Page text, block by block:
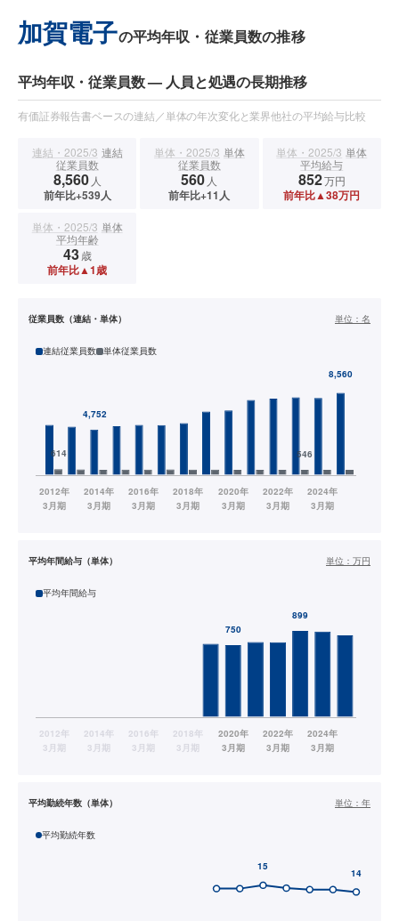
加賀電子の平均年収・従業員数の推移
平均年収・従業員数 — 人員と処遇の長期推移
有価証券報告書ベースの連結／単体の年次変化と業界他社の平均給与比較
連結・2025/3 連結
従業員数
8,560 人
前年比+539人
単体・2025/3 単体
従業員数
560 人
前年比+11人
単体・2025/3 単体
平均給与
852万円
前年比▲38万円
単体・2025/3 単体
平均年齢
43歳
前年比▲1歳
従業員数（連結・単体） 単位： 名
連結従業員数 単体従業員数
平均年間給与（単体） 単位： 万円
平均年間給与
平均勤続年数（単体） 単位： 年
平均勤続年数